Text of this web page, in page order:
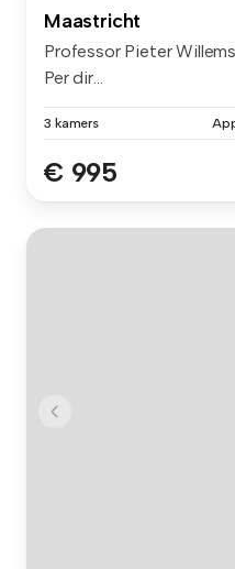
Maastricht
Professor Pieter
Per dir...
3 kamers
€ 995